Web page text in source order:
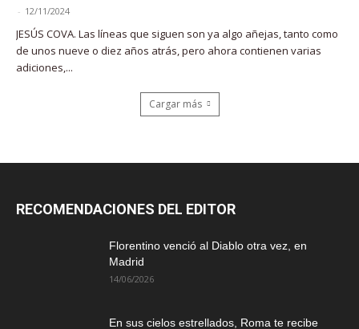
- 12/11/2024
JESÚS COVA. Las líneas que siguen son ya algo añejas, tanto como
de unos nueve o diez años atrás, pero ahora contienen varias
adiciones,...
Cargar más
RECOMENDACIONES DEL EDITOR
Florentino venció al Diablo otra vez, en
Madrid
14/06/2026
En sus cielos estrellados, Roma te recibe